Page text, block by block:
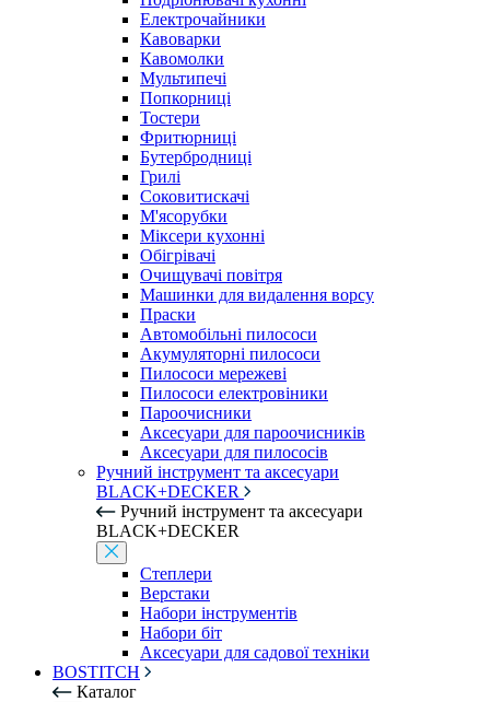
Електрочайники
Кавоварки
Кавомолки
Мультипечі
Попкорниці
Тостери
Фритюрниці
Бутербродниці
Грилі
Соковитискачі
М'ясорубки
Міксери кухонні
Обігрівачі
Очищувачі повітря
Машинки для видалення ворсу
Праски
Автомобільні пилососи
Акумуляторні пилососи
Пилососи мережеві
Пилососи електровіники
Пароочисники
Аксесуари для пароочисників
Аксесуари для пилососів
Ручний інструмент та аксесуари
BLACK+DECKER
Ручний інструмент та аксесуари
BLACK+DECKER
Степлери
Верстаки
Набори інструментів
Набори біт
Аксесуари для садової техніки
BOSTITCH
Каталог